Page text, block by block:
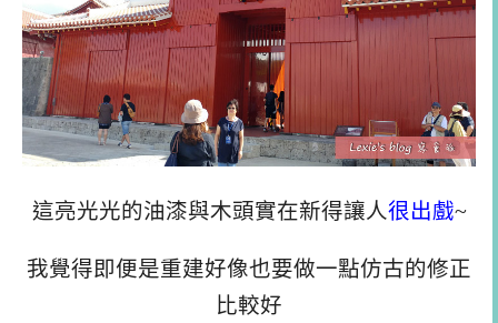
這亮光光的油漆與木頭實在新得讓人很出戲~
我覺得即便是重建好像也要做一點仿古的修正
比較好